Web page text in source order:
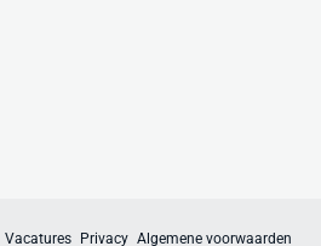
Vacatures Privacy Algemene voorwaarden